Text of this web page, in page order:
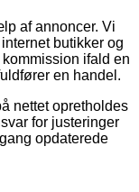
af annoncer. Vi
butikker og
ifald en
en handel.
nettet opretholdes
for justeringer
opdaterede